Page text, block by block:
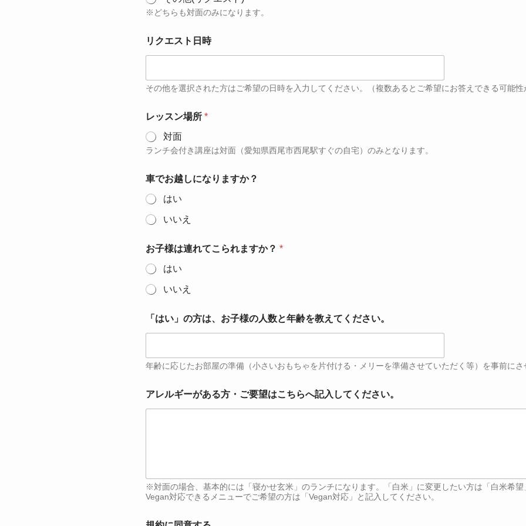
※どちらも対面のみになります。
リクエスト日時
その他を選択された方はご希望の日時を入力してください。（複数あるとご希望にお答えできる可能性
レッスン場所 *
対面
ランチ会付き講座は対面（愛知県西尾市西尾駅すぐの自宅）のみとなります。
車でお越しになりますか？
はい
いいえ
お子様は連れてこられますか？ *
はい
いいえ
「はい」の方は、お子様の人数と年齢を教えてください。
年齢に応じたお部屋の準備（小さいおもちゃを片付ける・メリーを準備させていただく等）を事前にさ
アレルギーがある方・ご要望はこちらへ記入してください。
※対面の場合、基本的には「寝かせ玄米」のランチになります。「白米」に変更したい方は「白米希望
Vegan対応できるメニューでご希望の方は「Vegan対応」と記入してください。